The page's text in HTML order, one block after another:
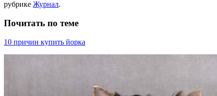
рубрике Журнал.
Почитать по теме
10 причин купить йорка